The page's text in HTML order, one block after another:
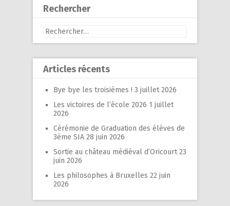
Rechercher
Rechercher :
Articles récents
Bye bye les troisièmes ! 3 juillet 2026
Les victoires de l’école 2026 1 juillet
2026
Cérémonie de Graduation des élèves de
3ème SIA 28 juin 2026
Sortie au château médiéval d’Oricourt 23
juin 2026
Les philosophes à Bruxelles 22 juin
2026